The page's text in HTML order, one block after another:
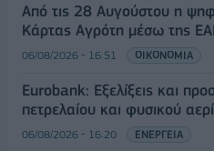
Από τις 28 Αυγούστου η
Κάρτας Αγρότη μέσω της
06/08/2026 - 16:51 ΟΙΚΟΝΟΜΙΑ
Eurobank: Εξελίξεις και
πετρελαίου και φυσικού
06/08/2026 - 16:20 ΕΝΕΡΓΕΙΑ